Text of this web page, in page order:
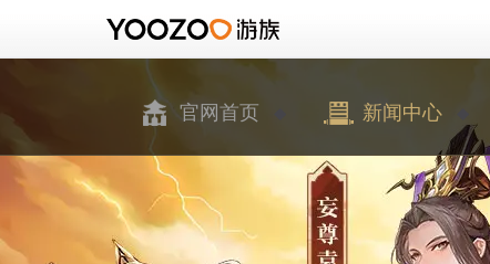
官网首页 新闻中心